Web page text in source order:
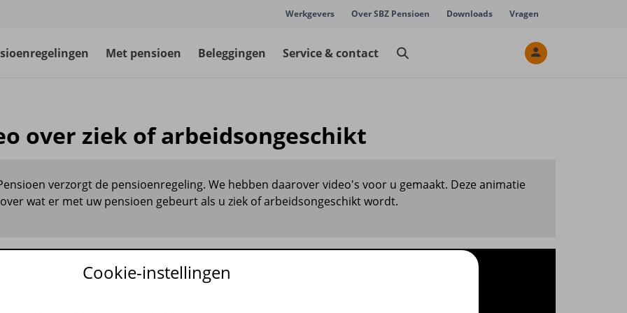
Werkgevers Over SBZ Pensioen Downloads Vragen
Met pensioen Beleggingen Service & contact
over ziek of arbeidsongeschikt
verzorgt de pensioenregeling. We hebben daarover video's voor u gemaakt. Deze animatie
wat er met uw pensioen gebeurt als u ziek of arbeidsongeschikt wordt.
Cookie-instellingen